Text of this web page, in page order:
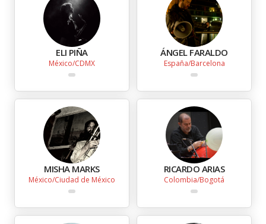
ELI PIÑA
México CDMX
ÁNGEL FARALDO
España Barcelona
MISHA MARKS
México Ciudad de México
RICARDO ARIAS
Colombia Bogotá